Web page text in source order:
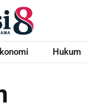
Hukum